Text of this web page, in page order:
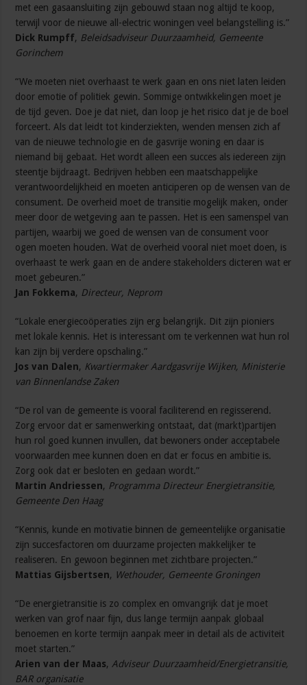
met een gasaansluiting zijn gebouwd staan nog altijd te koop,
terwijl voor de nieuwe all-electric woningen veel belangstelling is.”
Dick Rumpff, Beleidsadviseur Duurzaamheid, Gemeente
Gorinchem
“We moeten niet overhaast te werk gaan en ons niet laten leiden
door emotie of politiek gewin. Sommige ontwikkelingen moet je
de tijd geven. Doe je dat niet, dan loop je het risico dat je de boel
forceert. Als dat leidt tot kinderziekten, wenden mensen zich af
van de nieuwe technologie en de gasvrije woning en daar is
niemand bij gebaat. Het wordt alleen een succes als iedereen zijn
steentje bijdraagt. Bedrijven hebben een maatschappelijke
verantwoordelijkheid en moeten anticiperen op de wensen van de
consument. De overheid moet de transitie mogelijk maken, onder
meer door de wetgeving aan te passen. Het is een samenspel van
partijen, waarbij we goed de wensen van de consument voor
ogen moeten houden. Wat de overheid vooral niet moet doen, is
overhaast te werk gaan en de andere stakeholders dicteren wat er
moet gebeuren.”
Jan Fokkema, Directeur, Neprom
“Lokale energiecoöperaties zijn erg belangrijk. Dit zijn pioniers
met lokale kennis. Het is interessant om te verkennen wat hun rol
kan zijn bij verdere opschaling.”
Jos van Dalen, Kwartiermaker Aardgasvrije Wijken, Ministerie
van Binnenlandse Zaken
“De rol van de gemeente is vooral faciliterend en regisserend.
Zorg ervoor dat er samenwerking ontstaat, dat (markt)partijen
hun rol goed kunnen invullen, dat bewoners onder acceptabele
voorwaarden mee kunnen doen en dat er focus en ambitie is.
Zorg ook dat er besloten en gedaan wordt.”
Martin Andriessen, Programma Directeur Energietransitie,
Gemeente Den Haag
“Kennis, kunde en motivatie binnen de gemeentelijke organisatie
zijn succesfactoren om duurzame projecten makkelijker te
realiseren. En gewoon beginnen met zichtbare projecten.”
Mattias Gijsbertsen, Wethouder, Gemeente Groningen
“De energietransitie is zo complex en omvangrijk dat je moet
werken van grof naar fijn, dus lange termijn aanpak globaal
benoemen en korte termijn aanpak meer in detail als de activiteit
moet starten.”
Arien van der Maas, Adviseur Duurzaamheid/Energietransitie,
BAR organisatie